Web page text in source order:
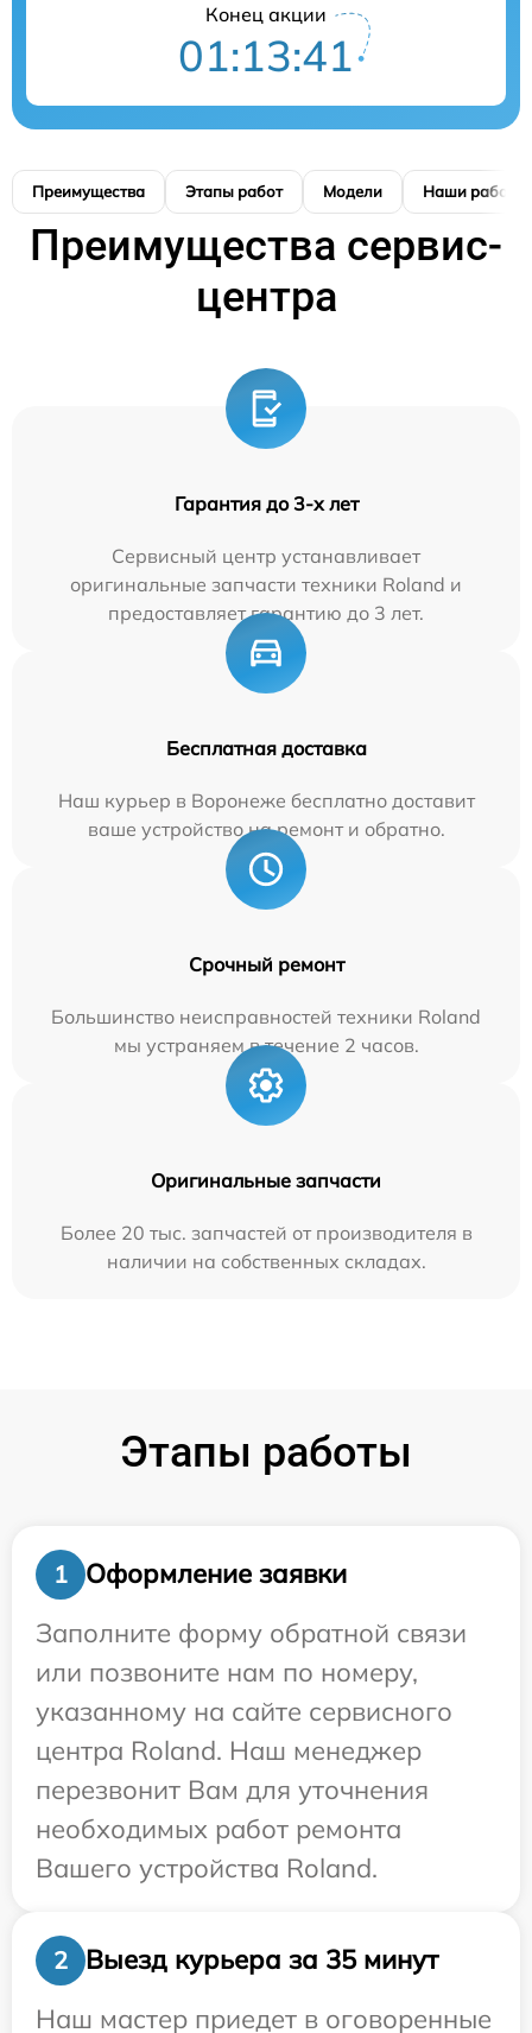
Конец акции
01:13:40
Преимущества Этапы работ Модели Наши работы
Преимущества сервис-
центра
Гарантия до 3-х лет
Сервисный центр устанавливает
оригинальные запчасти техники Roland и
предоставляет гарантию до 3 лет.
Бесплатная доставка
Наш курьер в Воронеже бесплатно доставит
ваше устройство на ремонт и обратно.
Срочный ремонт
Большинство неисправностей техники Roland
мы устраняем в течение 2 часов.
Оригинальные запчасти
Более 20 тыс. запчастей от производителя в
наличии на собственных складах.
Этапы работы
1
Оформление заявки
Заполните форму обратной связи
или позвоните нам по номеру,
указанному на сайте сервисного
центра Roland. Наш менеджер
перезвонит Вам для уточнения
необходимых работ ремонта
Вашего устройства Roland.
2
Выезд курьера за 35 минут
Наш мастер приедет в оговоренные